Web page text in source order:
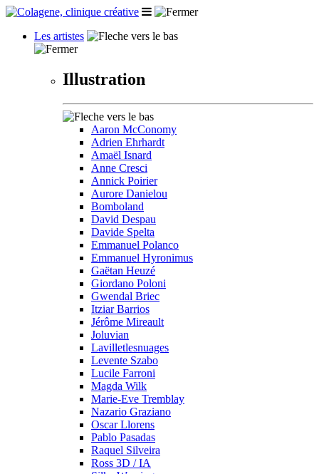
Les artistes
Illustration
Aaron McConomy
Adrien Ehrhardt
Amaël Isnard
Anne Cresci
Annick Poirier
Aurore Danielou
Bomboland
David Despau
Davide Spelta
Emmanuel Polanco
Emmanuel Hyronimus
Gaëtan Heuzé
Giordano Poloni
Gwendal Briec
Itziar Barrios
Jérôme Mireault
Joluvian
Lavilletlesnuages
Levente Szabo
Lucile Farroni
Magda Wilk
Marie-Eve Tremblay
Nazario Graziano
Oscar Llorens
Pablo Pasadas
Raquel Silveira
Ross 3D / IA